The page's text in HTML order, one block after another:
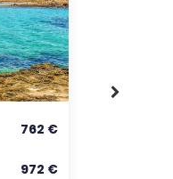
762 €
972 €